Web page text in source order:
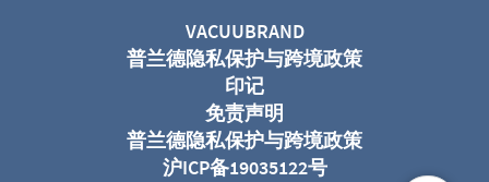
VACUUBRAND
普兰德隐私保护与跨境政策
印记
免责声明
普兰德隐私保护与跨境政策
沪ICP备19035122号